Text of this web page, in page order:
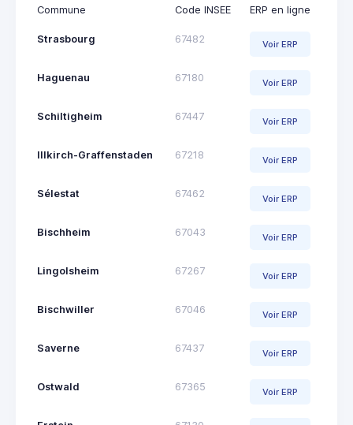
Commune Code INSEE ERP en ligne
Strasbourg 67482 Voir ERP
Haguenau 67180 Voir ERP
Schiltigheim 67447 Voir ERP
Illkirch-Graffenstaden 67218 Voir ERP
Sélestat 67462 Voir ERP
Bischheim 67043 Voir ERP
Lingolsheim 67267 Voir ERP
Bischwiller 67046 Voir ERP
Saverne 67437 Voir ERP
Ostwald 67365 Voir ERP